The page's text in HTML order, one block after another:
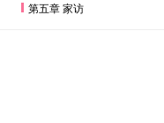
第五章 家访